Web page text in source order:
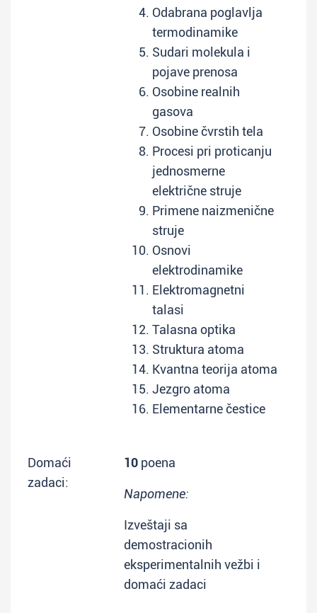
Odabrana poglavlja
termodinamike
Sudari molekula i
pojave prenosa
Osobine realnih
gasova
Osobine čvrstih tela
Procesi pri proticanju
jednosmerne
električne struje
Primene naizmenične
struje
Osnovi
elektrodinamike
Elektromagnetni
talasi
Talasna optika
Struktura atoma
Kvantna teorija atoma
Jezgro atoma
Elementarne čestice
Domaći
zadaci:
10 poena
Napomene:
Izveštaji sa
demostracionih
eksperimentalnih vežbi i
domaći zadaci